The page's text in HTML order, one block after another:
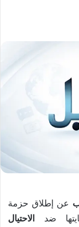
عن إطلاق حزمة
ضد
الاحتيال